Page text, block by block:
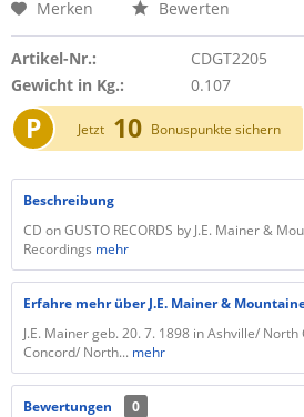
Merken Bewerten
Artikel-Nr.:
CDGT2205
Gewicht in Kg.:
0.107
P Jetzt 10 Bonuspunkte sichern
Beschreibung
CD on GUSTO RECORDS by J.E. Mainer &
Recordings mehr
Erfahre mehr über J.E. Mainer &
J.E. Mainer geb. 20. 7. 1898 in Ashville/
Concord/ North... mehr
Bewertungen
0